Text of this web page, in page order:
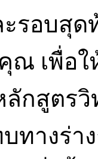
รอบสุด
ณ เพื่อใ
กสูตร
ทางร่า